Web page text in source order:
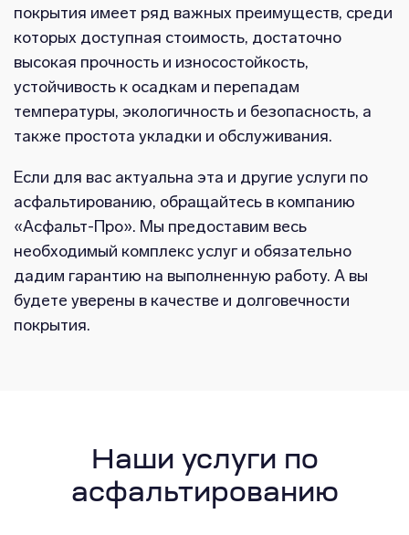
покрытия имеет ряд важных преимуществ, среди
которых доступная стоимость, достаточно
высокая прочность и износостойкость,
устойчивость к осадкам и перепадам
температуры, экологичность и безопасность, а
также простота укладки и обслуживания.
Если для вас актуальна эта и другие услуги по
асфальтированию, обращайтесь в компанию
«Асфальт-Про». Мы предоставим весь
необходимый комплекс услуг и обязательно
дадим гарантию на выполненную работу. А вы
будете уверены в качестве и долговечности
покрытия.
Наши услуги по
асфальтированию